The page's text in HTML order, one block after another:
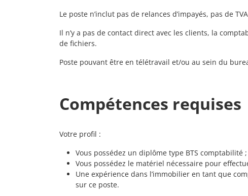
Le poste n’inclut pas de relances d’impayés, pas de
Il n’y a pas de contact direct avec les clients, la
de fichiers.
Poste pouvant être en télétravail et/ou au sein du
Compétences requises
Votre profil :
Vous possédez un diplôme type BTS comptabilité ;
Vous possédez le matériel nécessaire pour
Une expérience dans l’immobilier en tant que
sur ce poste.